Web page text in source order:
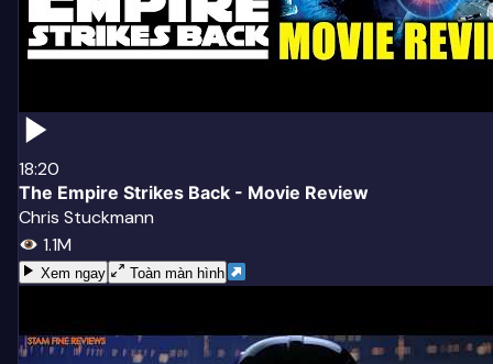
18:20
The Empire Strikes Back - Movie Review
Chris Stuckmann
1.1M
Xem ngay Toàn màn hình